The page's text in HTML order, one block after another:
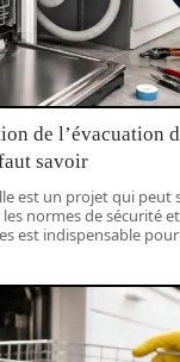
de l’évacuation
savoir
est un projet qui peut
normes de sécurité
est indispensable pour